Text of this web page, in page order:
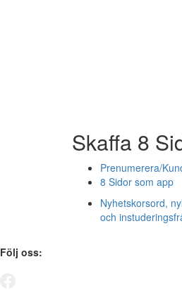
Skaffa 8
Prenumerera/
8 Sidor som app
Nyhetskorsord,
och
Följ oss: